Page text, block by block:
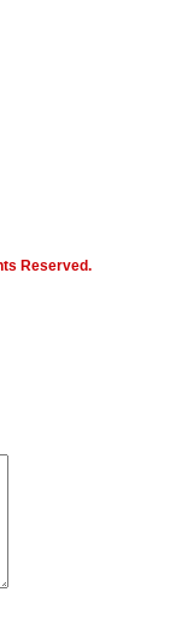
Reserved.